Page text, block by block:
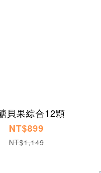
貝果綜合12顆
NT$899
NT$1,149